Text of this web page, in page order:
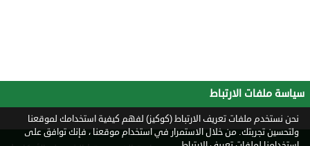
سياسة ملفات الارتباط
نحن نستخدم ملفات تعريف الارتباط (كوكيز) لفهم كيفية استخدامك لموقعنا
ولتحسين تجربتك. من خلال الاستمرار في استخدام موقعنا ، فإنك توافق على